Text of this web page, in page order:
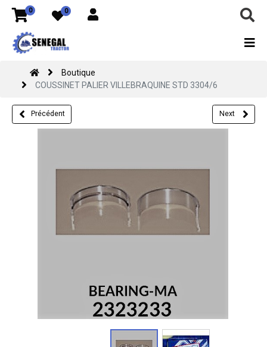
0 0
Boutique
COUSSINET PALIER VILLEBRAQUINE STD 3304/6
Précédent Next